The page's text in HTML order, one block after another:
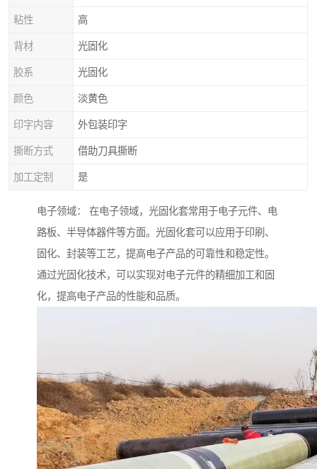
粘性 高
背材 光固化
胶系 光固化
颜色 淡黄色
印字内容 外包装印字
撕断方式 借助刀具撕断
加工定制 是
电子领域： 在电子领域，光固化套常用于电子元件、电
路板、半导体器件等方面。光固化套可以应用于印刷、
固化、封装等工艺，提高电子产品的可靠性和稳定性。
通过光固化技术，可以实现对电子元件的精细加工和固
化，提高电子产品的性能和品质。